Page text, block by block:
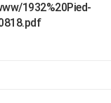
1932%20Pied-